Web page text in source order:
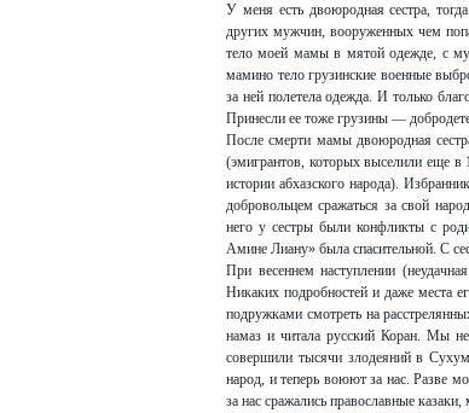
У меня есть двоюродная сестра,
других мужчин, вооруженных чем
тело моей мамы в мятой одежде, с
мамино тело грузинские военные
за ней полетела одежда. И только
Принесли ее тоже грузины —
После смерти мамы двоюродная
(эмигрантов, которых выселили еще
истории абхазского народа).
добровольцем сражаться за свой
него у сестры были конфликты с
Амине Лиану» была спасительной. С
При весеннем наступлении
Никаких подробностей и даже места
подружками смотреть на
намаз и читала русский Коран. Мы
совершили тысячи злодеяний в
народ, и теперь воюют за нас. Разве
за нас сражались православные